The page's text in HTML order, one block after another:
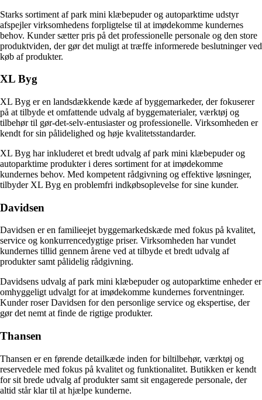
Starks sortiment af park mini klæbepuder og autoparktime udstyr
afspejler virksomhedens forpligtelse til at imødekomme kundernes
behov. Kunder sætter pris på det professionelle personale og den store
produktviden, der gør det muligt at træffe informerede beslutninger ved
køb af produkter.
XL Byg
XL Byg er en landsdækkende kæde af byggemarkeder, der fokuserer
på at tilbyde et omfattende udvalg af byggematerialer, værktøj og
tilbehør til gør-det-selv-entusiaster og professionelle. Virksomheden er
kendt for sin pålidelighed og høje kvalitetsstandarder.
XL Byg har inkluderet et bredt udvalg af park mini klæbepuder og
autoparktime produkter i deres sortiment for at imødekomme
kundernes behov. Med kompetent rådgivning og effektive løsninger,
tilbyder XL Byg en problemfri indkøbsoplevelse for sine kunder.
Davidsen
Davidsen er en familieejet byggemarkedskæde med fokus på kvalitet,
service og konkurrencedygtige priser. Virksomheden har vundet
kundernes tillid gennem årene ved at tilbyde et bredt udvalg af
produkter samt pålidelig rådgivning.
Davidsens udvalg af park mini klæbepuder og autoparktime enheder er
omhyggeligt udvalgt for at imødekomme kundernes forventninger.
Kunder roser Davidsen for den personlige service og ekspertise, der
gør det nemt at finde de rigtige produkter.
Thansen
Thansen er en førende detailkæde inden for biltilbehør, værktøj og
reservedele med fokus på kvalitet og funktionalitet. Butikken er kendt
for sit brede udvalg af produkter samt sit engagerede personale, der
altid står klar til at hjælpe kunderne.